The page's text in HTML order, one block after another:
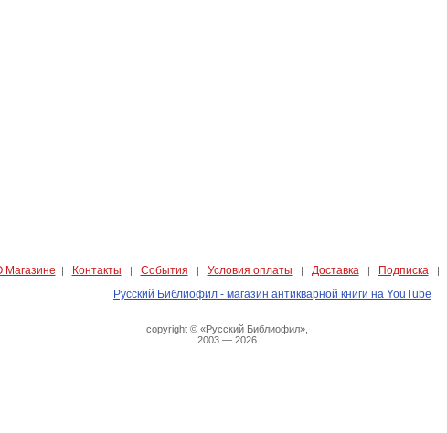
Магазине | Контакты | События | Условия оплаты | Доставка | Подписка |
Русский Библиофил - магазин антикварной книги на YouTube
copyright © «Русский Библиофил»,
2003 — 2026